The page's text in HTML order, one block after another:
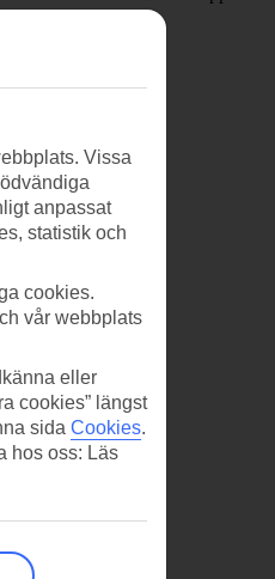
Vissa
anpassat
statistik och
cookies.
vår webbplats
eller
cookies” längst
sida Cookies.
hos oss: Läs